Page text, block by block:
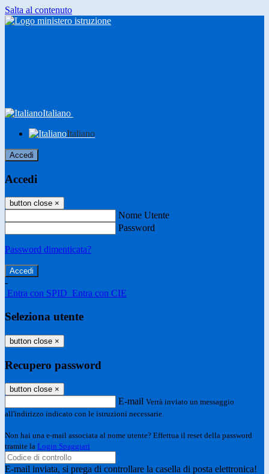
Salta al contenuto
Italiano
Italiano
Accedi
Accedi
button close ×
Nome Utente
Password
Password dimenticata?
-
Entra con SPID Entra con CIE
Seleziona utente
button close ×
Recupero password
button close ×
E-mail Verrà inviato un messaggio
all'indirizzo indicato con le istruzioni necessarie.
Non hai una e-mail associata al nome utente? Effettua il reset della password
tramite la Login Spaggiari
E-mail inviata, si prega di controllare la casella di posta elettronica!